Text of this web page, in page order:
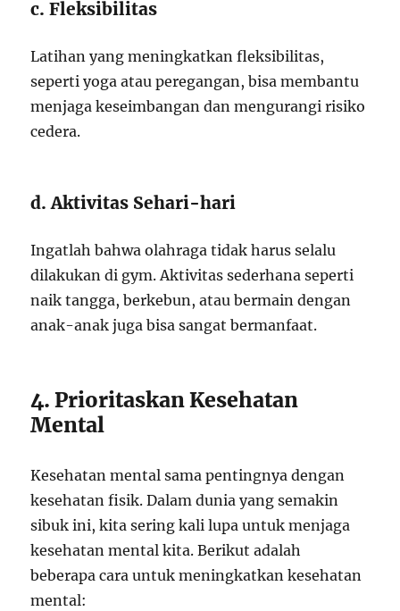
c. Fleksibilitas
Latihan yang meningkatkan fleksibilitas,
seperti yoga atau peregangan, bisa membantu
menjaga keseimbangan dan mengurangi risiko
cedera.
d. Aktivitas Sehari-hari
Ingatlah bahwa olahraga tidak harus selalu
dilakukan di gym. Aktivitas sederhana seperti
naik tangga, berkebun, atau bermain dengan
anak-anak juga bisa sangat bermanfaat.
4. Prioritaskan Kesehatan
Mental
Kesehatan mental sama pentingnya dengan
kesehatan fisik. Dalam dunia yang semakin
sibuk ini, kita sering kali lupa untuk menjaga
kesehatan mental kita. Berikut adalah
beberapa cara untuk meningkatkan kesehatan
mental: